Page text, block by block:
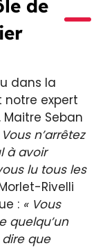
de
dans la
notre expert
Maitre Seban
Vous n’arrêtez
à avoir
lu tous les
Rivelli
: « Vous
quelqu’un
dire que